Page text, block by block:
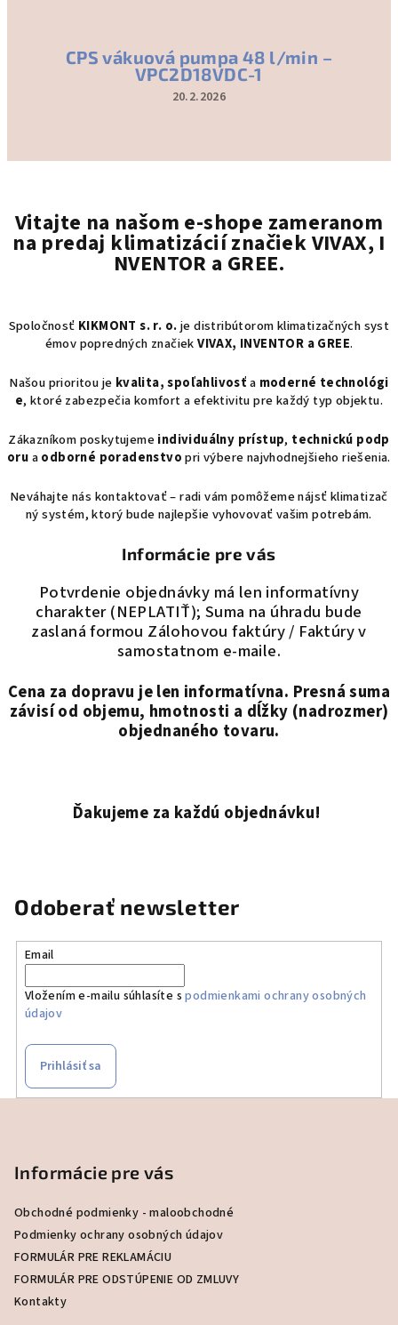
CPS vákuová pumpa 48 l/min –
VPC2D18VDC-1
2
20.2.2026
Vitajte na našom e-shope zameranom
na predaj klimatizácií značiek VIVAX, I
NVENTOR a GREE.
Spoločnosť KIKMONT s. r. o.je distribútorom klimatizačných syst
émov popredných značiekVIVAX, INVENTOR a GREE.
Našou prioritou je kvalita, spoľahlivosťa moderné technológi
e, ktoré zabezpečia komfort a efektivitu pre každý typ objektu.
Zákazníkom poskytujemeindividuálny prístup, technickú podp
oruaodborné poradenstvopri výbere najvhodnejšieho riešenia.
Neváhajte nás kontaktovať – radi vám pomôžeme nájsť klimatizač
ný systém, ktorý bude najlepšie vyhovovať vašim potrebám.
Informácie pre vás
Potvrdenie objednávky má len informatívny
charakter (NEPLATIŤ); Suma na úhradu bude
zaslaná formou Zálohovou faktúry / Faktúry v
samostatnom e-maile.
Cena za dopravu je len informatívna. Presná suma
závisí od objemu, hmotnosti a dĺžky (nadrozmer)
objednaného tovaru.
Ďakujeme za každú objednávku!
Odoberať newsletter
Email
Vložením e-mailu súhlasíte spodmienkami ochrany osobných
údajov
Prihlásiť sa
Informácie pre vás
Obchodné podmienky - maloobchodné
Podmienky ochrany osobných údajov
FORMULÁR PRE REKLAMÁCIU
FORMULÁR PRE ODSTÚPENIE OD ZMLUVY
Kontakty